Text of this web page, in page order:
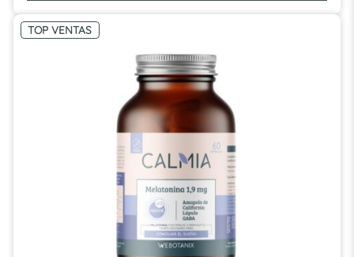
TOP VENTAS